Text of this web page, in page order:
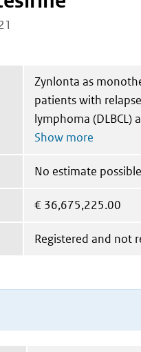
Zynlonta as
patients with
lymphoma (DLBCL)
No estimate
€ 36,675,225.00
Registered and not